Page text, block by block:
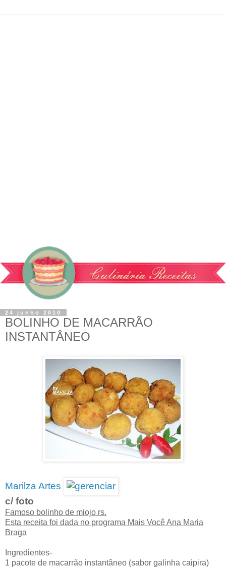
24 junho 2010
BOLINHO DE MACARRÃO
INSTANTÂNEO
Marilza Artes
c/ foto
Famoso bolinho de miojo rs.
Esta receita foi dada no programa Mais Você Ana Maria
Braga
Ingredientes-
1 pacote de macarrão instantâneo (sabor galinha caipira)